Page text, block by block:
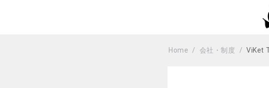
Home 会社・制度 ViKet